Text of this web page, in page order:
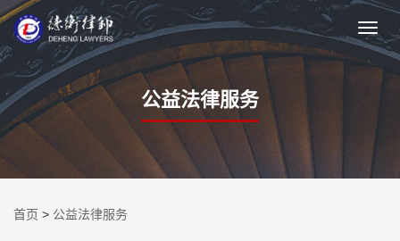
公益法律服务
首页 > 公益法律服务